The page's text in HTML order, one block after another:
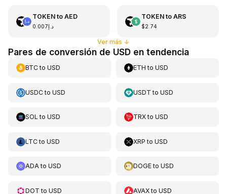
TOKENto AED
د.إ0.007
TOKENto ARS
$2.74
Ver más ↓
Pares de conversión de USD en tendencia
BTCto USD ETH toUSD
USDCto USD USDT toUSD
SOL to USD TRXtoUSD
LTCto USD XRP toUSD
ADAto USD DOGEtoUSD
DOT to USD AVAXtoUSD